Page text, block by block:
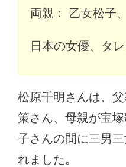
両親： 乙女松子
日本の女優、タレ
松原千明さんは、
策さん、母親が宝
子さんの間に三男
れました。